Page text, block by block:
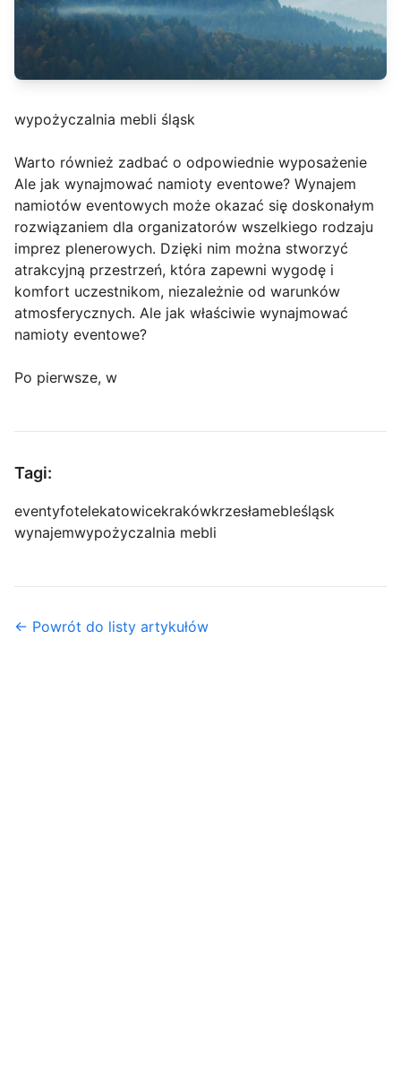
wypożyczalnia mebli śląsk
Warto również zadbać o odpowiednie wyposażenie
Ale jak wynajmować namioty eventowe? Wynajem
namiotów eventowych może okazać się doskonałym
rozwiązaniem dla organizatorów wszelkiego rodzaju
imprez plenerowych. Dzięki nim można stworzyć
atrakcyjną przestrzeń, która zapewni wygodę i
komfort uczestnikom, niezależnie od warunków
atmosferycznych. Ale jak właściwie wynajmować
namioty eventowe?
Po pierwsze, w
Tagi:
eventyfotelekatowicekrakówkrzesłamebleśląsk
wynajemwypożyczalnia mebli
← Powrót do listy artykułów